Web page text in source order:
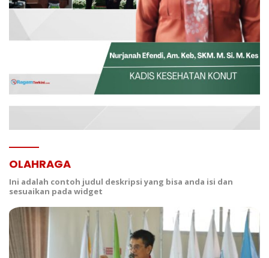
OLAHRAGA
Ini adalah contoh judul deskripsi yang bisa anda isi dan
sesuaikan pada widget